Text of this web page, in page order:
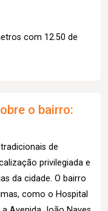
com 12.50 de
o bairro:
de
privilegiada e
da cidade. O bairro
como o Hospital